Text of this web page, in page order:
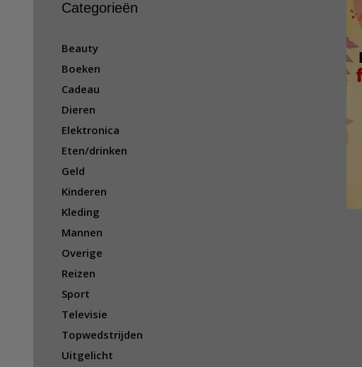
Categorieën
Beauty
Boeken
Cadeau
Dieren
Elektronica
Eten/drinken
Geld
Kinderen
Kleding
Mannen
Overige
Reizen
Sport
Televisie
Topwedstrijden
Uitgelicht